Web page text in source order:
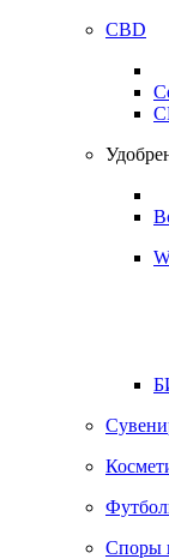
CBD
Споры